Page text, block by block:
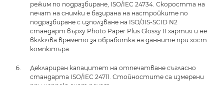
режим по подразбиране, ISO/IEC 24734. Скоростта на
печат на снимки е базирана на настройките по
подразбиране с използване на ISO/JIS-SCID N2
стандарт върху Photo Paper Plus Glossy II хартия и не
включва времето за обработка на данните при хост
компютъра.
Деклариран капацитет на отпечатване съгласно
стандарта ISO/IEC 24711. Стойностите са измерени